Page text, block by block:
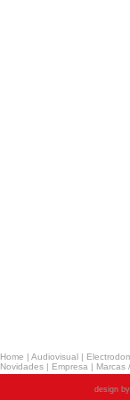
Home | Audiovisual |
Novidades | Empresa | Marcas
design